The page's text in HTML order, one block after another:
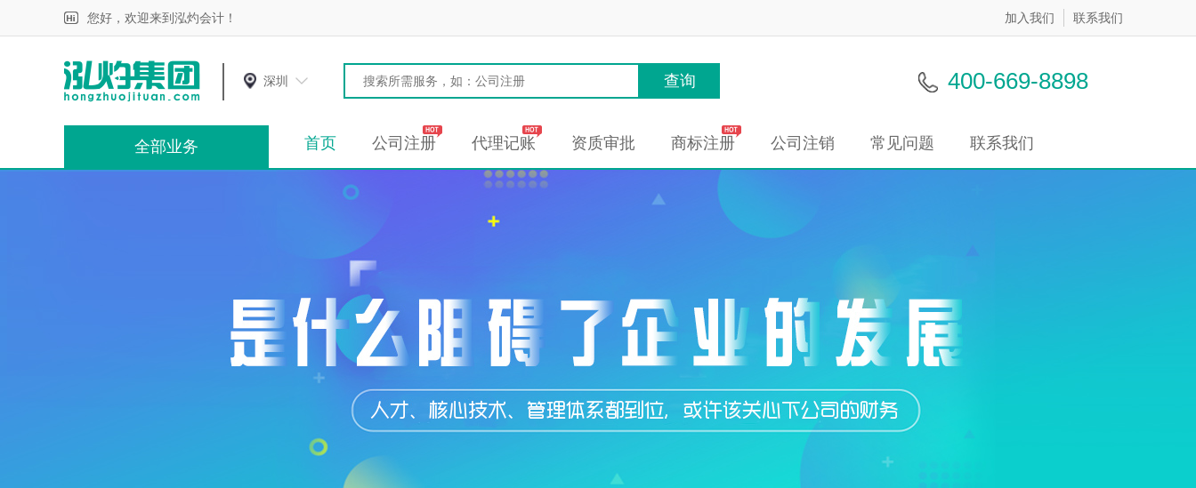
您好，欢迎来到泓灼会计！ 加入我们 联系我们
深圳 400-669-8898
查询
全部业务 首页 公司注册 代理记账 资质审批 商标注册 公司注销 常见问题 联系我们